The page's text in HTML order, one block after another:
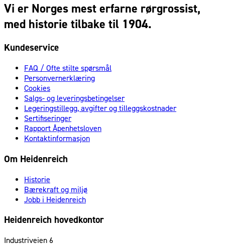
Vi er Norges mest erfarne rørgrossist,
med historie tilbake til 1904.
Kundeservice
FAQ / Ofte stilte spørsmål
Personvernerklæring
Cookies
Salgs- og leveringsbetingelser
Legeringstillegg, avgifter og tilleggskostnader
Sertifiseringer
Rapport Åpenhetsloven
Kontaktinformasjon
Om Heidenreich
Historie
Bærekraft og miljø
Jobb i Heidenreich
Heidenreich hovedkontor
Industriveien 6